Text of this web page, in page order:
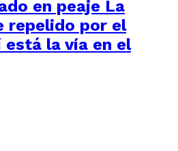
en peaje La
repelido por el
la vía en el